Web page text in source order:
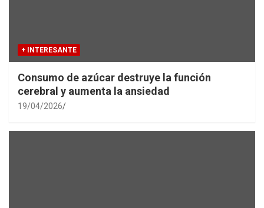
+ INTERESANTE
Consumo de azúcar destruye la función
cerebral y aumenta la ansiedad
19/04/2026